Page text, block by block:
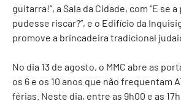
guitarra!”, a Sala da Cidade, com “E se
pudesse riscar?”, e o Edifício da
promove a brincadeira tradicional
No dia 13 de agosto, o MMC abre as
os 6 e os 10 anos que não frequentam
férias. Neste dia, entre as 9h00 e as